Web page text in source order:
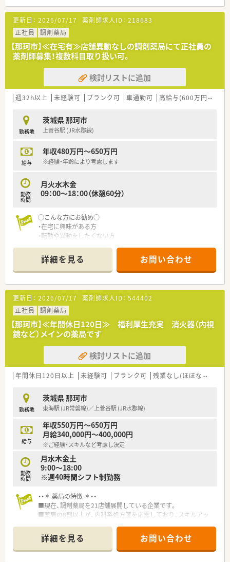
≪こんな薬局です≫
■処方箋は内科・消化器内科がメインとなります。
■土日祝休みのためプライベートとの両立をしながら働けます
■外来処方箋は少なめで施設在宅の調剤・監査業務が中心の店舗
です
■希望の勤務時間に応じて業務配分が可能ですので、時短で働き
たい方もご相談可能です！
■残業はほぼありません。
○こんな方にお勧め○
・安定した会社で長く勤めたい方
・高時給希望の方
・ご家庭の都合で遅くまで働けない方
更新日： 2026/07/17 薬剤師求人ID： 218683
正社員
調剤薬局
【那珂市】≪在宅有≫店舗異動なしの調剤薬局にて正社員の
薬剤師募集！複数科目取り扱い可。
検討リストに追加
週32h以上 未経験可 ブランク可 車通勤可 高給与(600万円以上)
勤務地
茨城県 那珂市
上菅谷駅 (JR水郡線)
給与
年収480万円～650万円
※経験・年齢により考慮します
勤務
時間
月火水木金
09：00～18：00（休憩60分）
○こんな方にお勧め○
・在宅に興味がある方
・転勤や異動をしたくない方
詳細を見る お問い合わせ
更新日： 2026/07/17 薬剤師求人ID： 544402
正社員
調剤薬局
【那珂市】≪年間休日120日≫ 福利厚生充実 消火器（内視
鏡など）メインの薬局です
検討リストに追加
年間休日120日以上 未経験可 ブランク可 残業なし(ほぼなし含む)
勤務地
茨城県 那珂市
東海駅 (JR常磐線)／上菅谷駅 (JR水郡線)
給与
年収550万円～650万円
月給340,000円～400,000円
※ご経験・スキルなど考慮し決定
勤務
時間
月水木金土
9:00～18:00
※週40時間シフト制勤務
・・＊ 薬局の特徴 ＊・・
■現在、調剤薬局を21店舗展開している企業です。
■薬局の8割以上が、内科系処方箋を応需しており、スキルアッ
■社員の平均年齢は28歳と若く、活気あふれる環境です。
■無理な人員配置はせず、休暇を取得しやすい環境づくりに心が
けております。
詳細を見る お問い合わせ